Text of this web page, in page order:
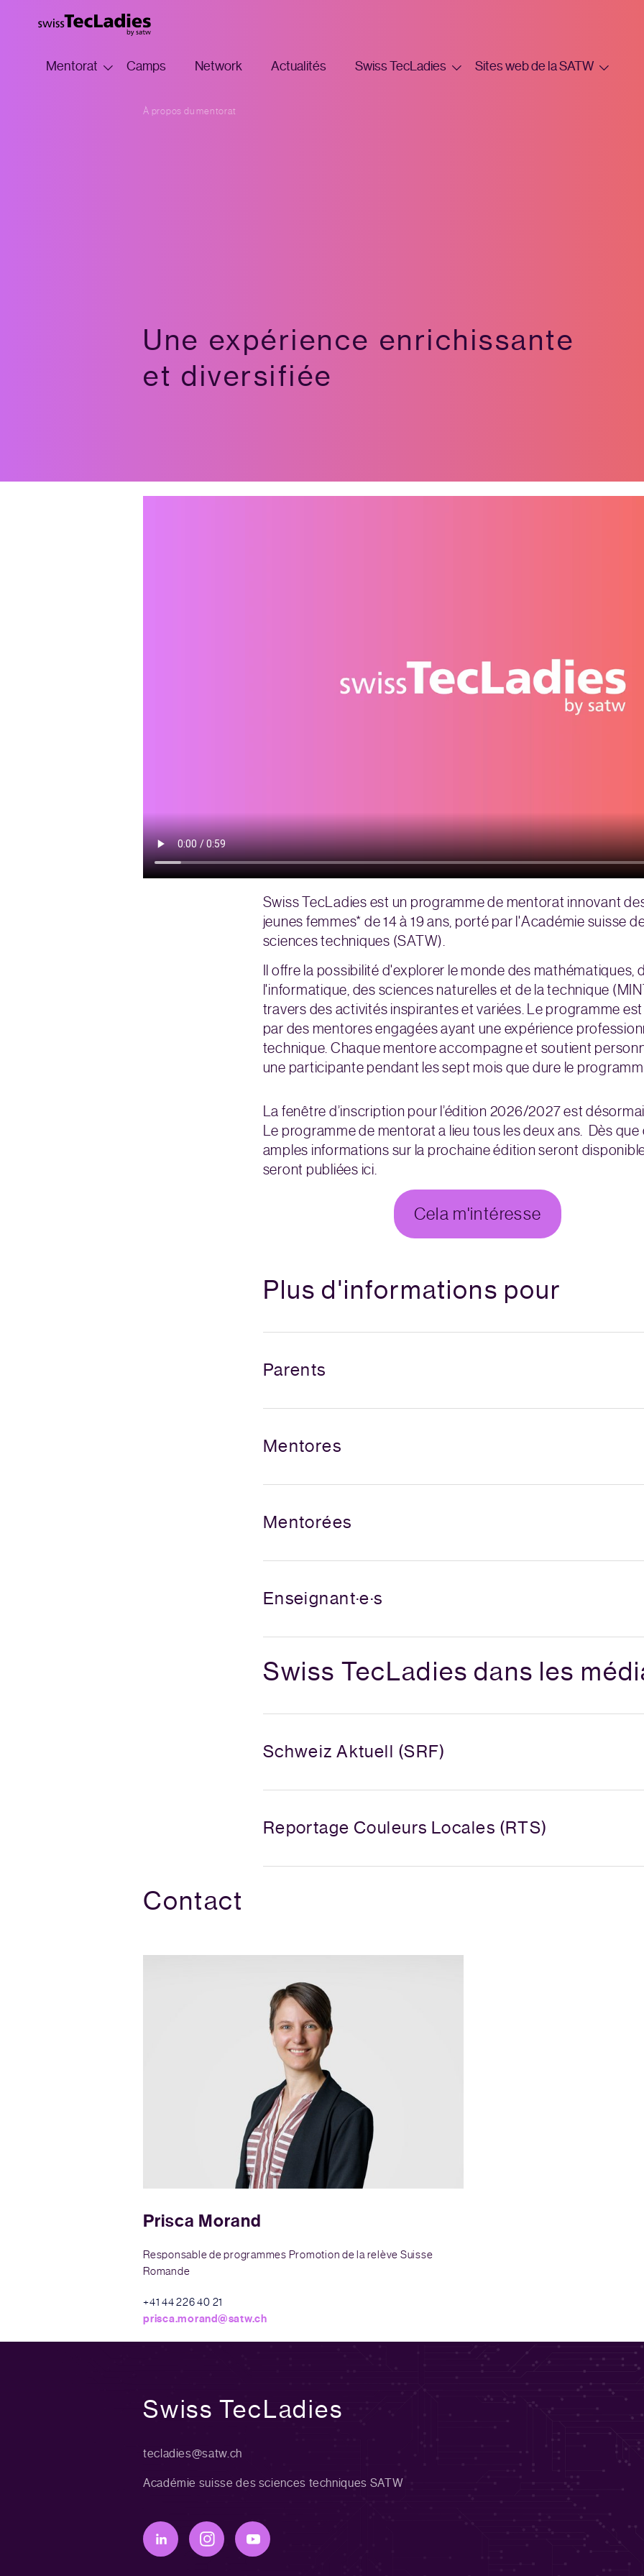
Mentorat Camps Network Actualités Swiss TecLadies Sites web de la SATW
À propos du mentorat
Une expérience enrichissante
et diversifiée
Swiss TecLadies est un programme de mentorat innovant
jeunes femmes* de 14 à 19 ans, porté par l'Académie suisse
sciences techniques (SATW).
Il offre la possibilité d'explorer le monde des mathématiques,
l'informatique, des sciences naturelles et de la technique
travers des activités inspirantes et variées. Le programme
par des mentores engagées ayant une expérience
technique. Chaque mentore accompagne et soutient
une participante pendant les sept mois que dure le
La fenêtre d’inscription pour l’édition 2026/2027 est
Le programme de mentorat a lieu tous les deux ans. Dès que
amples informations sur la prochaine édition seront
seront publiées ici.
Cela m'intéresse
Plus d'informations pour
Parents
Mentores
Mentorées
Enseignant·e·s
Swiss TecLadies dans les
Schweiz Aktuell (SRF)
Reportage Couleurs Locales (RTS)
Contact
Prisca Morand
Responsable de programmes Promotion de la relève Suisse
Romande
+41 44 226 40 21
prisca.morand@satw.ch
Swiss TecLadies
tecladies@satw.ch
Académie suisse des sciences techniques SATW